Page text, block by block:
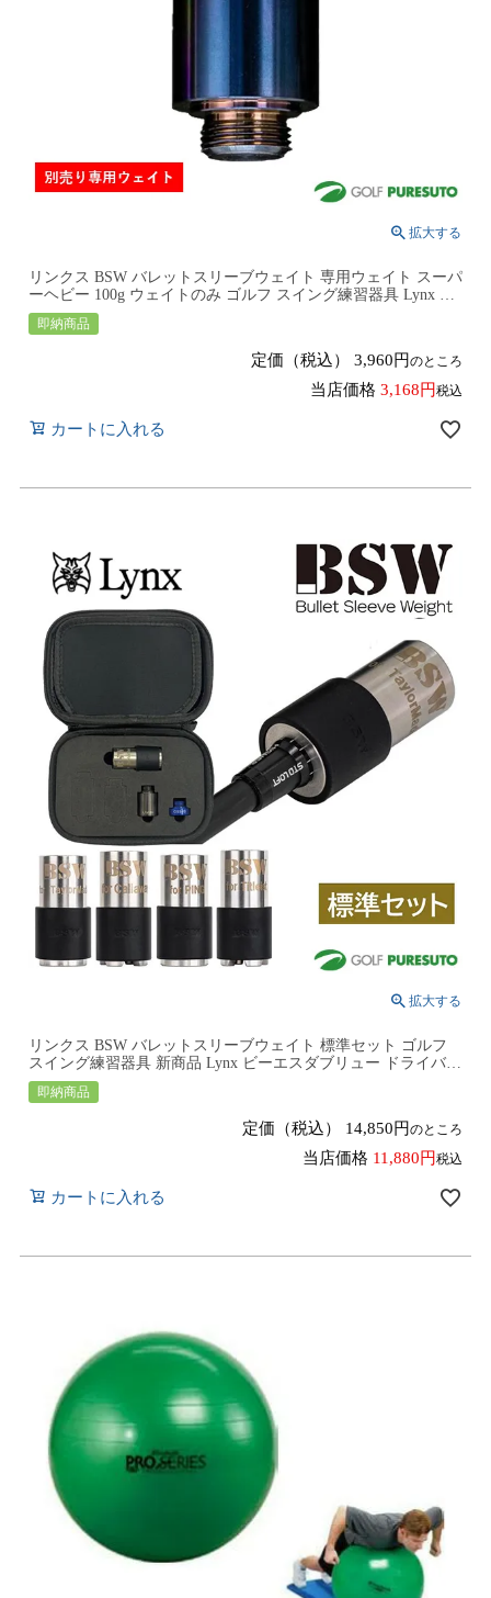
リンクス BSW バレットスリーブウェイト 専用ウェイト スーパ
ーヘビー 100g ウェイトのみ ゴルフ スイング練習器具 Lynx ビ
ーエスダブリュー SUPER HEAVY
即納商品
定価（税込） 3,960 のところ
当店価格 3,168 税込
カートに入れる
リンクス BSW バレットスリーブウェイト 標準セット ゴルフ
スイング練習器具 新商品 Lynx ビーエスダブリュー ドライバー
用
即納商品
定価（税込） 14,850 のところ
当店価格 11,880 税込
カートに入れる